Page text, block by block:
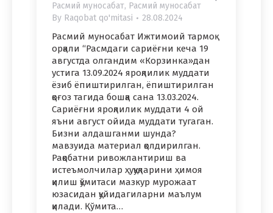
Расмий муносабат, Расмий муносабат
By Raqobat qo'mitasi 28.08.2024
Расмий муносабат Ижтимоий тармоқ
орқали “Расмдаги сариёғни кеча 19
августда олгандим «Корзинка»дан
устига 13.09.2024 яроқлилик муддати
ёзиб ёпиштирилган, ёпиштирилган
қоғоз тагида бошқа сана 13.03.2024.
Сариёғни яроқлилик муддати 4 ой
яъни август ойида муддати тугаган.
Бизни алдашганми шунда?
мавзуида материал қолдирилган.
Рақобатни ривожлантириш ва
истеъмолчилар ҳуқуқларини ҳимоя
қилиш қўмитаси мазкур мурожаат
юзасидан қуйидагиларни маълум
қилади. Қўмита…